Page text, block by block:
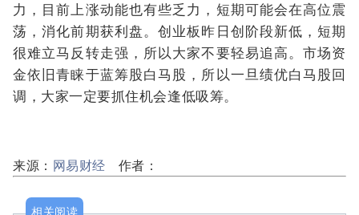
力，目前上涨动能也有些乏力，短期可能会在高位震
荡，消化前期获利盘。创业板昨日创阶段新低，短期
很难立马反转走强，所以大家不要轻易追高。市场资
金依旧青睐于蓝筹股白马股，所以一旦绩优白马股回
调，大家一定要抓住机会逢低吸筹。
来源： 网易财经 作者：
相关阅读